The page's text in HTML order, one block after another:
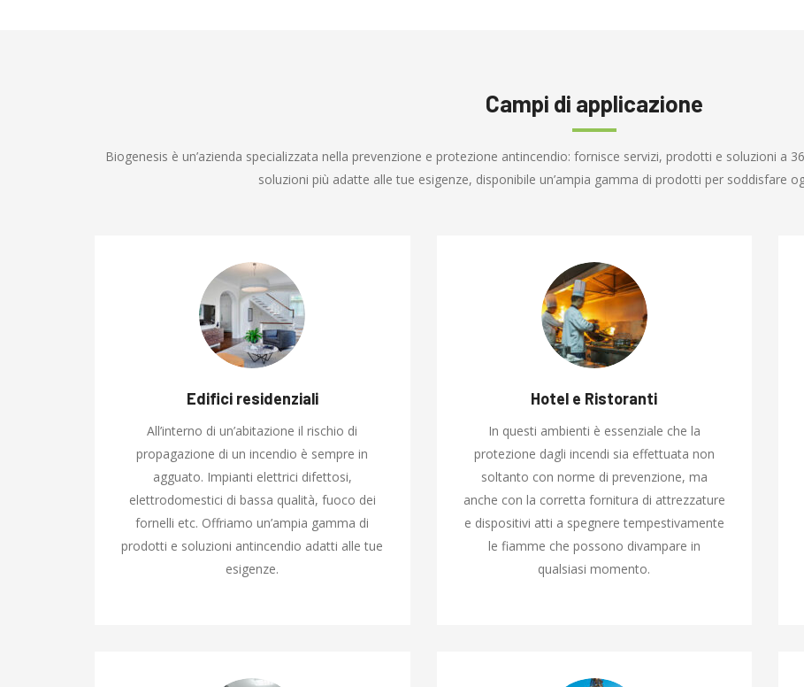
Campi di applicazione
Biogenesis è un’azienda specializzata nella prevenzione e protezione antincendio: fornisce servizi, prodotti e soluzioni a
soluzioni più adatte alle tue esigenze, disponibile un’ampia gamma di prodotti per soddisfare
Edifici residenziali
All’interno di un’abitazione il rischio di
propagazione di un incendio è sempre in
agguato. Impianti elettrici difettosi,
elettrodomestici di bassa qualità, fuoco dei
fornelli etc. Offriamo un’ampia gamma di
prodotti e soluzioni antincendio adatti alle tue
esigenze.
Hotel e Ristoranti
In questi ambienti è essenziale che la
protezione dagli incendi sia effettuata non
soltanto con norme di prevenzione, ma
anche con la corretta fornitura di attrezzature
e dispositivi atti a spegnere tempestivamente
le fiamme che possono divampare in
qualsiasi momento.